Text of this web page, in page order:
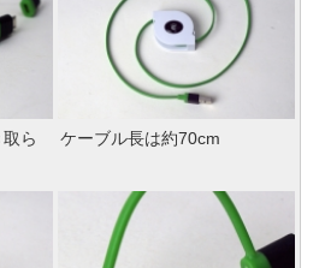
ら
ケーブル長は約70cm